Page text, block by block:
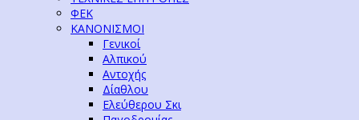
ΦΕΚ
ΚΑΝΟΝΙΣΜΟΙ
Γενικοί
Αλπικού
Αντοχής
Δίαθλου
Ελεύθερου Σκι